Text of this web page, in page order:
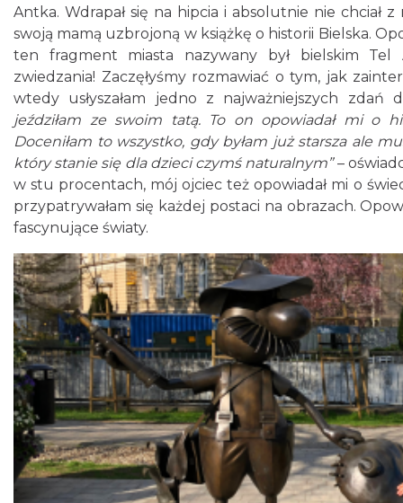
Antka. Wdrapał się na hipcia i absolutnie nie chciał
swoją mamą uzbrojoną w książkę o historii Bielska.
ten fragment miasta nazywany był bielskim Tel
zwiedzania! Zaczęłyśmy rozmawiać o tym, jak
wtedy usłyszałam jedno z najważniejszych zdań
jeździłam ze swoim tatą. To on opowiadał mi o
Doceniłam to wszystko, gdy byłam już starsza ale
który stanie się dla dzieci czymś naturalnym”–
w stu procentach, mój ojciec też opowiadał mi o
przypatrywałam się każdej postaci na obrazach.
fascynujące światy.